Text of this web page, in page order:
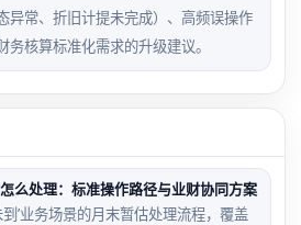
异常、折旧计提未完成）、高频误操作
核算标准化需求的升级建议。
么处理：标准操作路径与业财协同方案
’业务场景的月末暂估处理流程，覆盖